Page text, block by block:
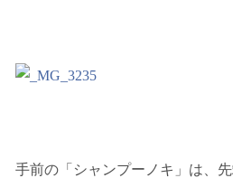
手前の「シャンプーノキ」は、